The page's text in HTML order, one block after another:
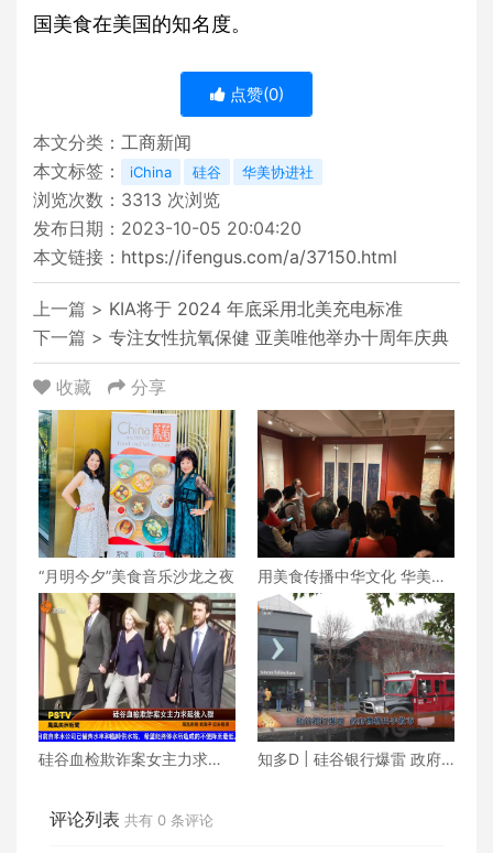
国美食在美国的知名度。
点赞(0)
本文分类： 工商新闻
本文标签：
iChina 硅谷 华美协进社
浏览次数： 3313 次浏览
发布日期：2023-10-05 20:04:20
本文链接： https://ifengus.com/a/37150.html
上一篇 > KIA将于 2024 年底采用北美充电标准
下一篇 > 专注女性抗氧保健 亚美唯他举办十周年庆典
收藏 分享
“月明今夕”美食音乐沙龙之夜
用美食传播中华文化 华美协
进社打造中华美食俱乐部
硅谷血检欺诈案女主力求延
知多D | 硅谷银行爆雷 政府
评论列表 共有 0 条评论